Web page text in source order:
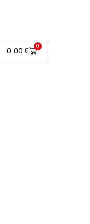
0,00€
0